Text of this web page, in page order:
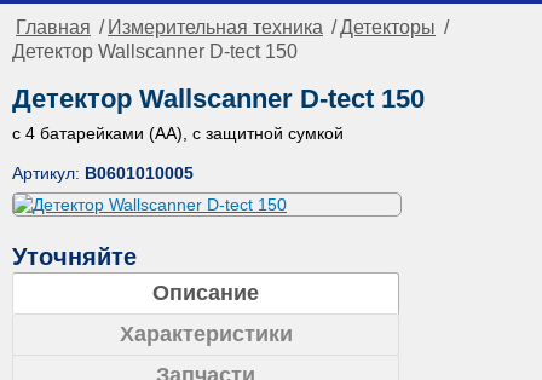
Главная / Измерительная техника /Детекторы /
Детектор Wallscanner D-tect 150
Детектор Wallscanner D-tect 150
с 4 батарейками (AA), с защитной сумкой
Артикул: B0601010005
Уточняйте
Описание
Характеристики
Запчасти